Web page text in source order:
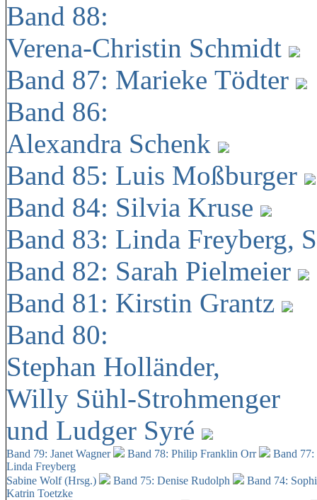
Band 88:
Verena-Christin Schmidt
Band 87: Marieke Tödter
Band 86:
Alexandra Schenk
Band 85: Luis Moßburger
Band 84: Silvia Kruse
Band 83: Linda Freyberg,
Band 82: Sarah Pielmeier
Band 81: Kirstin Grantz
Band 80:
Stephan Holländer,
Willy Sühl-Strohmenger
und Ludger Syré
Band 79: Janet Wagner Band 78: Philip Franklin Orr
Band
Linda Freyberg
Sabine Wolf (Hrsg.)
Band 75: Denise Rudolph
Band 74:
Katrin Toetzke